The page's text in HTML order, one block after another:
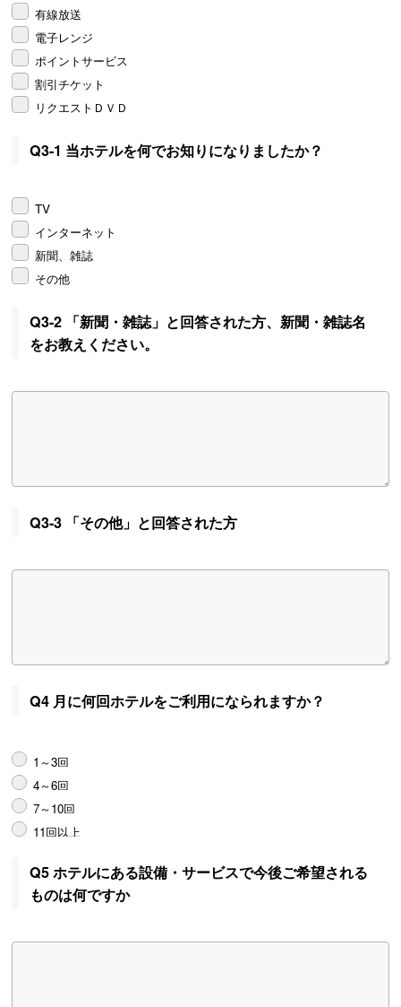
有線放送
電子レンジ
ポイントサービス
割引チケット
リクエストＤＶＤ
Q3-1 当ホテルを何でお知りになりましたか？
TV
インターネット
新聞、雑誌
その他
Q3-2 「新聞・雑誌」と回答された方、新聞・雑誌名
をお教えください。
Q3-3 「その他」と回答された方
Q4 月に何回ホテルをご利用になられますか？
1～3回
4～6回
7～10回
11回以上
Q5 ホテルにある設備・サービスで今後ご希望される
ものは何ですか